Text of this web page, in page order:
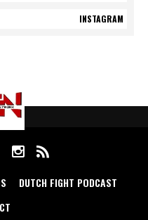
INSTAGRAM
DUTCH FIGHT PODCAST